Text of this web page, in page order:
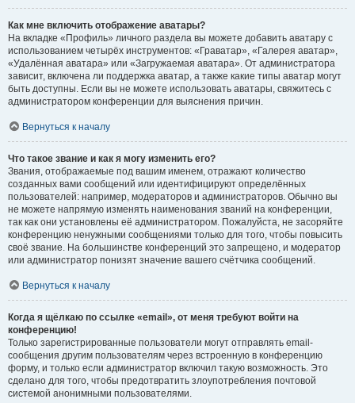
Как мне включить отображение аватары?
На вкладке «Профиль» личного раздела вы можете добавить аватару с
использованием четырёх инструментов: «Граватар», «Галерея аватар»,
«Удалённая аватара» или «Загружаемая аватара». От администратора
зависит, включена ли поддержка аватар, а также какие типы аватар могут
быть доступны. Если вы не можете использовать аватары, свяжитесь с
администратором конференции для выяснения причин.
Вернуться к началу
Что такое звание и как я могу изменить его?
Звания, отображаемые под вашим именем, отражают количество
созданных вами сообщений или идентифицируют определённых
пользователей: например, модераторов и администраторов. Обычно вы
не можете напрямую изменять наименования званий на конференции,
так как они установлены её администратором. Пожалуйста, не засоряйте
конференцию ненужными сообщениями только для того, чтобы повысить
своё звание. На большинстве конференций это запрещено, и модератор
или администратор понизят значение вашего счётчика сообщений.
Вернуться к началу
Когда я щёлкаю по ссылке «email», от меня требуют войти на
конференцию!
Только зарегистрированные пользователи могут отправлять email-
сообщения другим пользователям через встроенную в конференцию
форму, и только если администратор включил такую возможность. Это
сделано для того, чтобы предотвратить злоупотребления почтовой
системой анонимными пользователями.